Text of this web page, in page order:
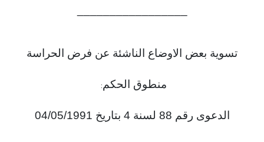
تسوية بعض الاوضاع الناشئة عن فرض الحراسة
منطوق الحكم:
الدعوى رقم 88 لسنة 4 بتاريخ 04/05/1991